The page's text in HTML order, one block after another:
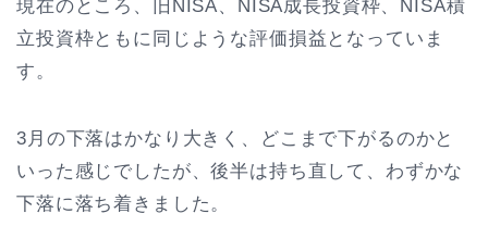
現在のところ、旧NISA、NISA成長投資枠、NISA積
立投資枠ともに同じような評価損益となっていま
す。
3月の下落はかなり大きく、どこまで下がるのかと
いった感じでしたが、後半は持ち直して、わずかな
下落に落ち着きました。